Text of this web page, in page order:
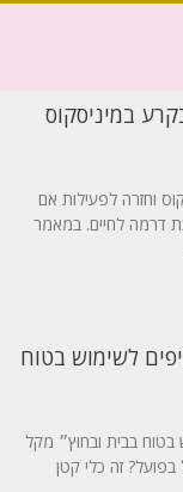
במיניסקוס
וחזרה לפעילות אם
דרמה לחיים. במאמר
לשימוש בטוח
בבית ובחוץ״ מקל
זה כלי קטן